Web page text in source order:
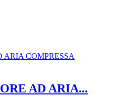
AD ARIA...